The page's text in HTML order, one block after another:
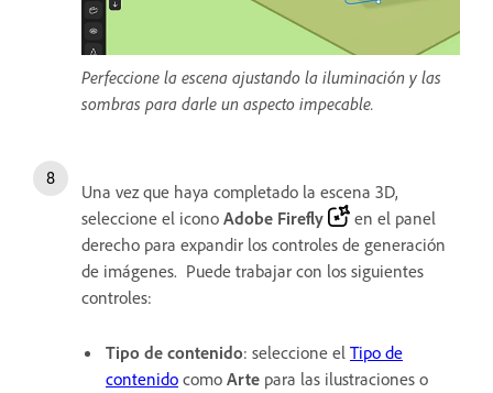
Perfeccione la escena ajustando la iluminación y las
sombras para darle un aspecto impecable.
Una vez que haya completado la escena 3D,
seleccione el icono Adobe Firefly
en el panel
derecho para expandir los controles de generación
de imágenes. Puede trabajar con los siguientes
controles:
Tipo de contenido: seleccione el Tipo de
contenido como Arte para las ilustraciones o